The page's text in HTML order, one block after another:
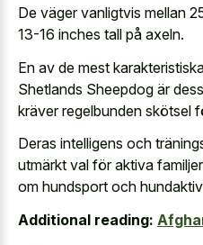
De väger vanligtvis mellan
13-16 inches tall på axeln.
En av de mest
Shetlands Sheepdog är
kräver regelbunden skötsel
Deras intelligens och
utmärkt val för aktiva
om hundsport och
Additional reading: